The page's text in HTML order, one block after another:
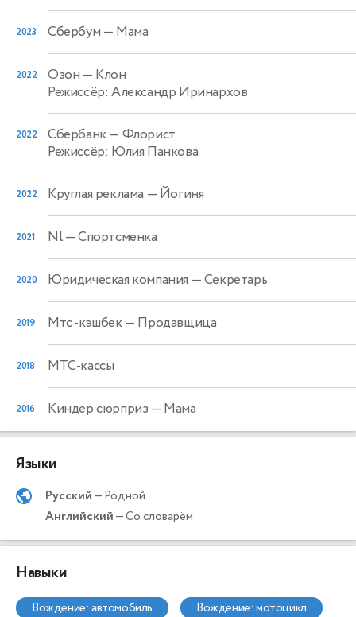
2023 Сбербум — Мама
2022 Озон — Клон
Режиссёр: Александр Иринархов
2022 Сбербанк— Флорист
Режиссёр: Юлия Панкова
2022 Круглая реклама — Йогиня
2021 Nl— Спортсменка
2020 Юридическая компания — Секретарь
2019 Мтс -кэшбек— Продавщица
2018 МТС-кассы
2016 Киндер сюрприз — Мама
Языки
Русский— Родной
Английский— Со словарём
Навыки
вождение: автомобиль вождение: мотоцикл